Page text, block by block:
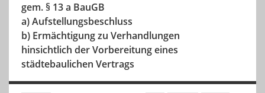
gem. § 13 a BauGB
a) Aufstellungsbeschluss
b) Ermächtigung zu Verhandlungen
hinsichtlich der Vorbereitung eines
städtebaulichen Vertrags